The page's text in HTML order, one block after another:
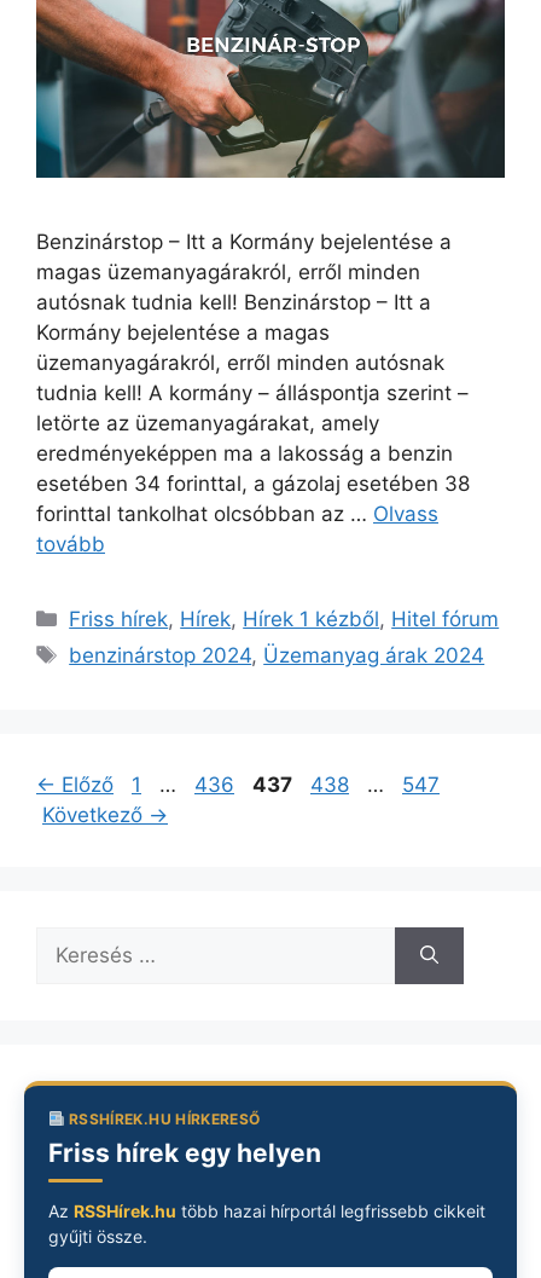
Benzinárstop – Itt a Kormány bejelentése a
magas üzemanyagárakról, erről minden
autósnak tudnia kell! Benzinárstop – Itt a
Kormány bejelentése a magas
üzemanyagárakról, erről minden autósnak
tudnia kell! A kormány – álláspontja szerint –
letörte az üzemanyagárakat, amely
eredményeképpen ma a lakosság a benzin
esetében 34 forinttal, a gázolaj esetében 38
forinttal tankolhat olcsóbban az … Olvass
tovább
Kategória
Friss hírek, Hírek, Hírek 1 kézből, Hitel fórum
Címkék
benzinárstop 2024, Üzemanyag árak 2024
← Előző Oldal
1 … Oldal
436 Oldal
437 Oldal
438 … Oldal
547
Következő →
Keresés:
RSSHÍREK.HU HÍRKERESŐ
Friss hírek egy helyen
Az RSSHírek.hu több hazai hírportál legfrissebb cikkeit
gyűjti össze.